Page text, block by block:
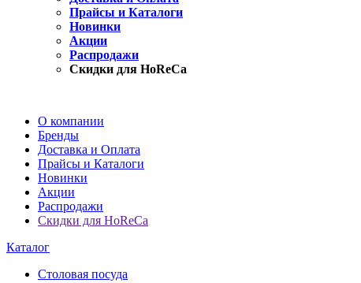
Прайсы и Каталоги
Новинки
Акции
Распродажи
Скидки для HoReCa
О компании
Бренды
Доставка и Оплата
Прайсы и Каталоги
Новинки
Акции
Распродажи
Скидки для HoReCa
Каталог
Столовая посуда